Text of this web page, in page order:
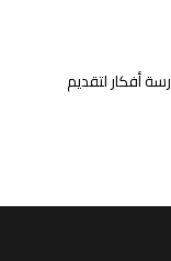
أفكار لتقديم